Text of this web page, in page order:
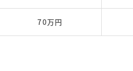
70万円